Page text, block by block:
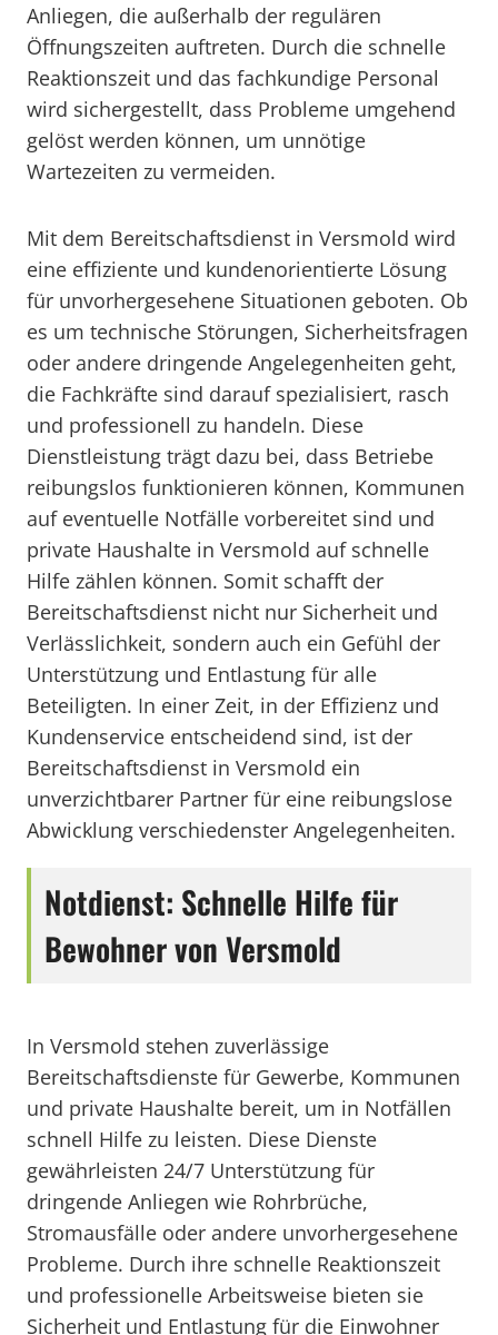
Anliegen, die außerhalb der regulären
Öffnungszeiten auftreten. Durch die schnelle
Reaktionszeit und das fachkundige Personal
wird sichergestellt, dass Probleme umgehend
gelöst werden können, um unnötige
Wartezeiten zu vermeiden.
Mit dem Bereitschaftsdienst in Versmold wird
eine effiziente und kundenorientierte Lösung
für unvorhergesehene Situationen geboten. Ob
es um technische Störungen, Sicherheitsfragen
oder andere dringende Angelegenheiten geht,
die Fachkräfte sind darauf spezialisiert, rasch
und professionell zu handeln. Diese
Dienstleistung trägt dazu bei, dass Betriebe
reibungslos funktionieren können, Kommunen
auf eventuelle Notfälle vorbereitet sind und
private Haushalte in Versmold auf schnelle
Hilfe zählen können. Somit schafft der
Bereitschaftsdienst nicht nur Sicherheit und
Verlässlichkeit, sondern auch ein Gefühl der
Unterstützung und Entlastung für alle
Beteiligten. In einer Zeit, in der Effizienz und
Kundenservice entscheidend sind, ist der
Bereitschaftsdienst in Versmold ein
unverzichtbarer Partner für eine reibungslose
Abwicklung verschiedenster Angelegenheiten.
Notdienst: Schnelle Hilfe für
Bewohner von Versmold
In Versmold stehen zuverlässige
Bereitschaftsdienste für Gewerbe, Kommunen
und private Haushalte bereit, um in Notfällen
schnell Hilfe zu leisten. Diese Dienste
gewährleisten 24/7 Unterstützung für
dringende Anliegen wie Rohrbrüche,
Stromausfälle oder andere unvorhergesehene
Probleme. Durch ihre schnelle Reaktionszeit
und professionelle Arbeitsweise bieten sie
Sicherheit und Entlastung für die Einwohner